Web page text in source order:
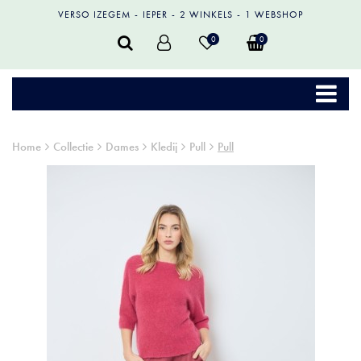
VERSO IZEGEM IEPER 2 WINKELS 1 WEBSHOP
0 0
Home Collectie Dames Kledij Pull Pull